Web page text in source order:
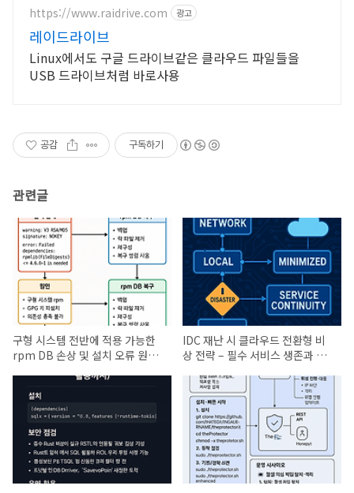
https://www.raidrive.com 광고
레이드라이브
Linux에서도 구글 드라이브같은 클라우드 파일들을
USB 드라이브처럼 바로사용
공감 구독하기
관련글
구형 시스템 전반에 적용 가능한
rpm DB 손상 및 설치 오류 원인
IDC 재난 시 클라우드 전환형 비
상 전략 – 필수 서비스 생존과 보